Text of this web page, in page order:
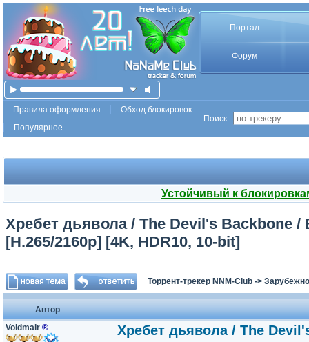
Портал
Форум
Правила оформления
Обход блокировок
Популярное
Поиск :
Устойчивый к
Хребет дьявола / The Devil's Backbone /
[H.265/2160p] [4K, HDR10, 10-bit]
Торрент-трекер NNM-Club ->
Автор
Voldmair ® Хребет дьявола / The